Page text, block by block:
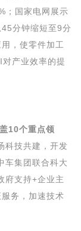
；国家电网展示
分钟缩短至9分
，使零件加工
产业效率的提
10个重点领
科技共建，开发
车集团联合科大
府支持+企业主
务，加速技术